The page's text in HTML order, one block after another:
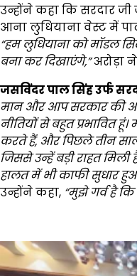
उन्होंने कहा कि सरदार जी
आना लुधियाना वेस्ट में
“हम लुधियाना को मॉडल
बना कर दिखाएंगे,”अरोड़ा
जसविंदर पाल सिंह उर्फ
मान और आप सरकार की
नीतियों से बहुत प्रभावित
करते हैं, और पिछले तीन
जिससे उन्हें बड़ी राहत
हालत में भी काफी सुधार हुआ
उन्होंने कहा, “मुझे गर्व है कि